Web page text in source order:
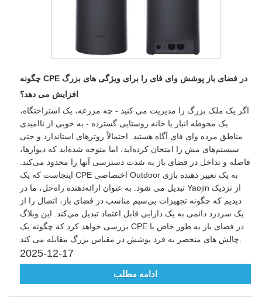
چگونه CPE در فضای باز پوشش وای فای را برای ویژگی های بزرگ
افزایش می دهد؟
اگر یک ملک بزرگ را مدیریت می کنید - چه مزرعه، یک استراحتگاه،
یک محوطه انبار یا خانه روستایی گسترده - به خوبی از ناامیدی
مناطق مرده وای فای آگاه هستید. احتمالاً روترهای استاندارد و حتی
سیستم‌های مش را امتحان کرده‌اید، اما متوجه شده‌اید که دیوارها،
فاصله و تداخل در فضای باز به شدت دسترسی آنها را محدود می‌کند.
اینجاست که یک CPE اختصاصی Outdoor به یک تغییر دهنده بازی
تبدیل می شود. به عنوان ارائه‌دهنده راه‌حل، ما در Yaojin از نزدیک
دیدیم که چگونه تجهیزات بی‌سیم مناسب در فضای باز، اتصال را از
یک سردرد دائمی به یک دارایی قابل اعتماد تبدیل می‌کند. این وبلاگ
بررسی خواهد کرد که چگونه یک CPE در فضای باز به طور خاص با
2025-12-17
ادامه مطلب